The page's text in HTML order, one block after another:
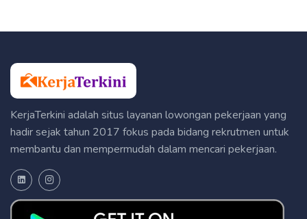
KerjaTerkini adalah situs layanan lowongan pekerjaan yang
hadir sejak tahun 2017 fokus pada bidang rekrutmen untuk
membantu dan mempermudah dalam mencari pekerjaan.